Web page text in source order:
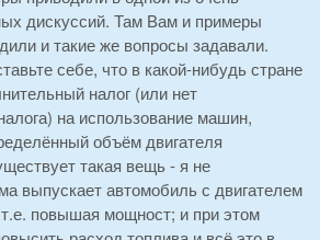
дискуссий. Там Вам и примеры
и такие же вопросы задавали.
себе, что в какой-нибудь стране
налог (или нет
на использование машин,
объём двигателя
такая вещь - я не
выпускает автомобиль с двигателем
повышая мощност; и при этом